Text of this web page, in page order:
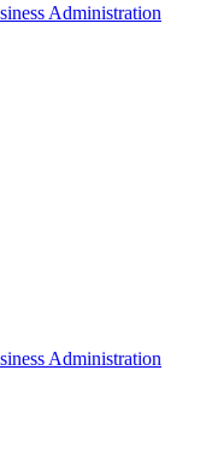
Administration
Administration